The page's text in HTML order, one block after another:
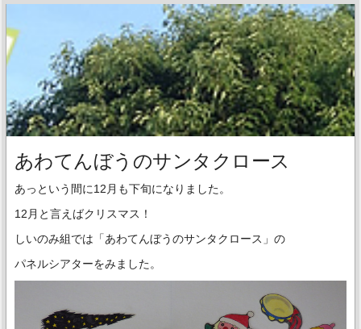
あわてんぼうのサンタクロース
あっという間に12月も下旬になりました。
12月と言えばクリスマス！
しいのみ組では「あわてんぼうのサンタクロース」の
パネルシアターをみました。